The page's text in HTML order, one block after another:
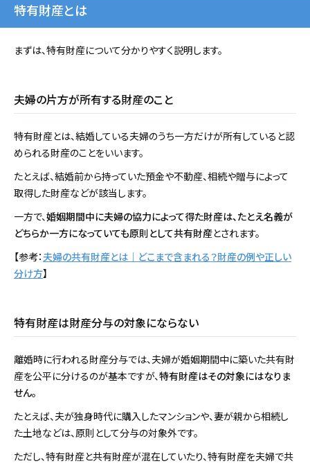
特有財産とは
まずは、特有財産について分かりやすく説明します。
夫婦の片方が所有する財産のこと
特有財産とは、結婚している夫婦のうち一方だけが所有していると認
められる財産のことをいいます。
たとえば、結婚前から持っていた預金や不動産、相続や贈与によって
取得した財産などが該当します。
一方で、婚姻期間中に夫婦の協力によって得た財産は、たとえ名義が
どちらか一方になっていても原則として共有財産とされます。
【参考：夫婦の共有財産とは｜どこまで含まれる？財産の例や正しい
分け方】
特有財産は財産分与の対象にならない
離婚時に行われる財産分与では、夫婦が婚姻期間中に築いた共有財
産を公平に分けるのが基本ですが、特有財産はその対象にはなりま
せん。
たとえば、夫が独身時代に購入したマンションや、妻が親から相続し
た土地などは、原則として分与の対象外です。
ただし、特有財産と共有財産が混在していたり、特有財産を夫婦で共